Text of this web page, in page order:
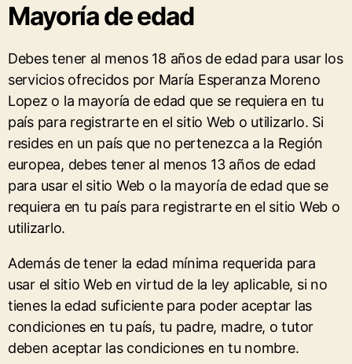
Mayoría de edad
Debes tener al menos 18 años de edad para usar los
servicios ofrecidos por María Esperanza Moreno
Lopez o la mayoría de edad que se requiera en tu
país para registrarte en el sitio Web o utilizarlo. Si
resides en un país que no pertenezca a la Región
europea, debes tener al menos 13 años de edad
para usar el sitio Web o la mayoría de edad que se
requiera en tu país para registrarte en el sitio Web o
utilizarlo.
Además de tener la edad mínima requerida para
usar el sitio Web en virtud de la ley aplicable, si no
tienes la edad suficiente para poder aceptar las
condiciones en tu país, tu padre, madre, o tutor
deben aceptar las condiciones en tu nombre.